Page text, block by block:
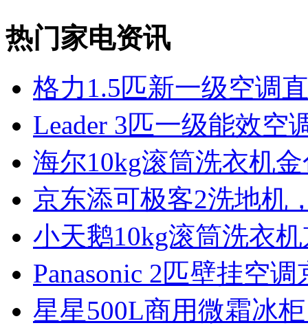
热门家电资讯
格力1.5匹新一级空调
Leader 3匹一级能效空
海尔10kg滚筒洗衣机
京东添可极客2洗地机
小天鹅10kg滚筒洗衣
Panasonic 2匹壁挂空
星星500L商用微霜冰